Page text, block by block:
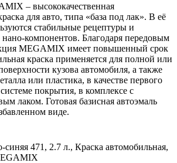
– высококачественная
для авто, типа «база под лак». В её
стабильные рецептуры и
компонентов. Благодаря передовым
MEGAMIX имеет повышенный срок
краска применяется для полной или
кузова автомобиля, а также
или пластика, в качестве первого
покрытия, в комплексе с
лаком. Готовая базисная автоэмаль
виде.
синяя 471, 2.7 л., Краска автомобильная,